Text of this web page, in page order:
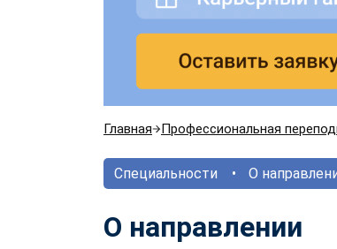
Главная Профессиональная
Специальности О
О направлении